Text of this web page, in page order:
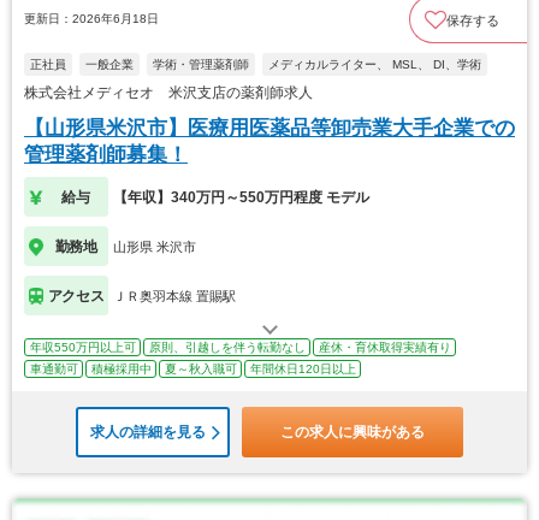
更新日：2026年6月18日 保存する
正社員 一般企業 学術・管理薬剤師 メディカルライター、 MSL、 DI、学術
株式会社メディセオ 米沢支店の薬剤師求人
【山形県米沢市】医療用医薬品等卸売業大手企業での
管理薬剤師募集！
給与 【年収】340万円～550万円程度 モデル
勤務地 山形県 米沢市
アクセス ＪＲ奥羽本線 置賜駅
年収550万円以上可 原則、引越しを伴う転勤なし
産休・育休取得実績有り
車通勤可
積極採用中 夏～秋入職可 年間休日120日以上
求人の詳細を見る この求人に興味がある